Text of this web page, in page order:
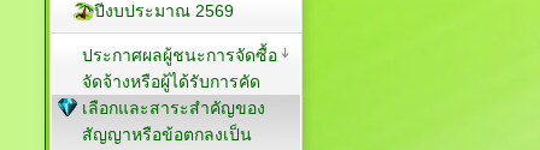
ปีงบประมาณ 2569
ประกาศผลผู้ชนะการจัดซื้อ
จัดจ้างหรือผู้ได้รับการคัด
เลือกและสาระสำคัญของ
สัญญาหรือข้อตกลงเป็น